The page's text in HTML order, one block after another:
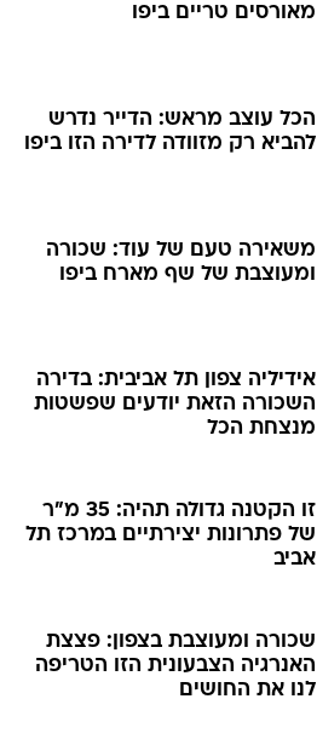
מאורסים טריים ביפו
הכל עוצב מראש: הדייר נדרש
להביא רק מזוודה לדירה הזו ביפו
משאירה טעם של עוד: שכורה
ומעוצבת של שף מארח ביפו
אידיליה צפון תל אביבית: בדירה
השכורה הזאת יודעים שפשטות
מנצחת הכל
זו הקטנה גדולה תהיה: 35 מ"ר
של פתרונות יצירתיים במרכז תל
אביב
שכורה ומעוצבת בצפון: פצצת
האנרגיה הצבעונית הזו הטריפה
לנו את החושים